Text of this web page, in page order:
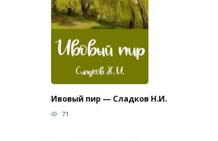
Ивовый пир — Сладков Н.И.
71